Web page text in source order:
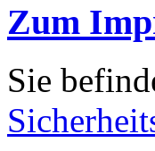
Zum
Sie